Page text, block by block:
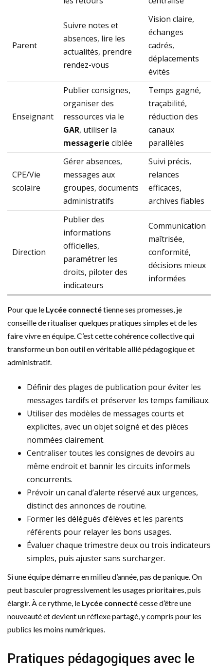
Parent
Suivre notes et
absences, lire les
actualités, prendre
rendez-vous
Vision claire,
échanges
cadrés,
déplacements
évités
Enseignant
Publier consignes,
organiser des
ressources via le
GAR, utiliser la
messagerie ciblée
Temps gagné,
traçabilité,
réduction des
canaux
parallèles
CPE/Vie
scolaire
Gérer absences,
messages aux
groupes, documents
administratifs
Suivi précis,
relances
efficaces,
archives fiables
Direction
Publier des
informations
officielles,
paramétrer les
droits, piloter des
indicateurs
Communication
maîtrisée,
conformité,
décisions mieux
informées
Pour que le Lycée connectétienne ses promesses, je
conseille de ritualiser quelques pratiques simples et de les
faire vivre en équipe. C’est cette cohérence collective qui
transforme un bon outil en véritable allié pédagogique et
administratif.
Définir des plages de publication pour éviter les
messages tardifs et préserver les temps familiaux.
Utiliser des modèles de messages courts et
explicites, avec un objet soigné et des pièces
nommées clairement.
Centraliser toutes les consignes de devoirs au
même endroit et bannir les circuits informels
concurrents.
Prévoir un canal d’alerte réservé aux urgences,
distinct des annonces de routine.
Former les délégués d’élèves et les parents
référents pour relayer les bons usages.
Évaluer chaque trimestre deux ou trois indicateurs
simples, puis ajuster sans surcharger.
Si une équipe démarre en milieu d’année, pas de panique. On
peut basculer progressivement les usages prioritaires, puis
élargir. À ce rythme, le Lycée connectécesse d’être une
nouveauté et devient un réflexe partagé, y compris pour les
publics les moins numériques.
Pratiques pédagogiques avec le